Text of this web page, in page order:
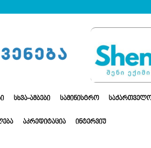
ᲡᲮᲕᲐ-ᲐᲛᲑᲔᲑᲘ ᲡᲐᲛᲘᲜᲘᲡᲢᲠᲝ
ᲐᲙᲠᲔᲓᲘᲢᲐᲪᲘᲐ ᲘᲜᲢᲔᲠᲕᲘᲣ